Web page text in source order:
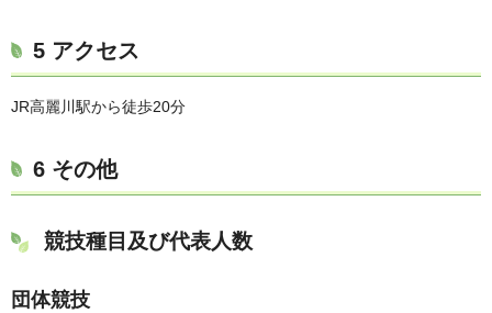
5 アクセス
JR高麗川駅から徒歩20分
6 その他
競技種目及び代表人数
団体競技